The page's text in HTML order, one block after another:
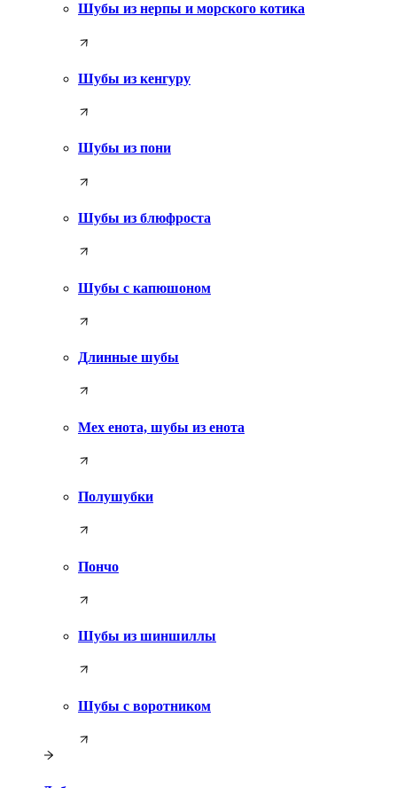
Шубы из нерпы и морского котика
Шубы из кенгуру
Шубы из пони
Шубы из блюфроста
Шубы с капюшоном
Длинные шубы
Мех енота, шубы из енота
Полушубки
Пончо
Шубы из шиншиллы
Шубы с воротником